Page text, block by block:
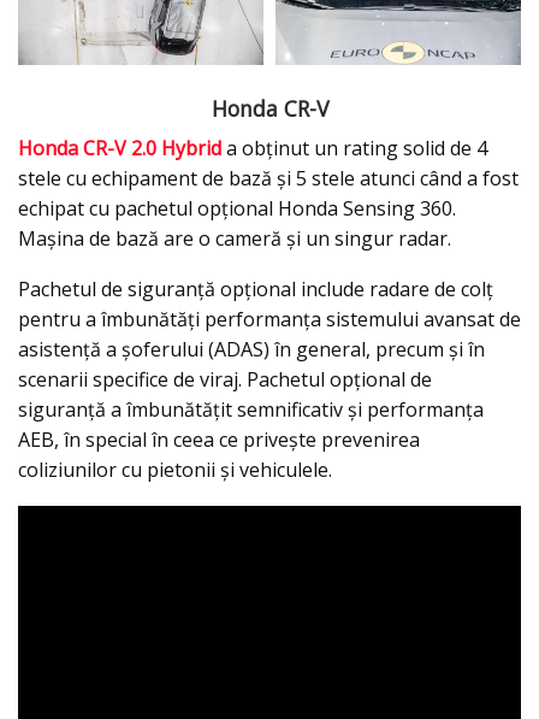
Honda CR-V
Honda CR-V 2.0 Hybrida obținut un rating solid de 4
stele cu echipament de bază și 5 stele atunci când a fost
echipat cu pachetul opțional Honda Sensing 360.
Mașina de bază are o cameră și un singur radar.
Pachetul de siguranță opțional include radare de colț
pentru a îmbunătăți performanța sistemului avansat de
asistență a șoferului (ADAS) în general, precum și în
scenarii specifice de viraj. Pachetul opțional de
siguranță a îmbunătățit semnificativ și performanța
AEB, în special în ceea ce privește prevenirea
coliziunilor cu pietonii și vehiculele.